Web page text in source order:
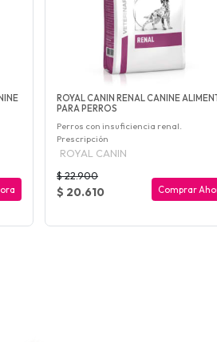
ROYAL CANIN RENAL CANINE
PARA PERROS
Perros con insuficiencia renal.
Prescripción
ROYAL CANIN
$ 22.900
$ 20.610 Comprar